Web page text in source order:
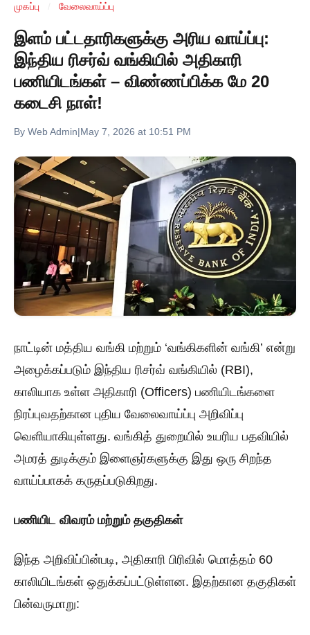
முகப்பு வேலைவாய்ப்பு
இளம் பட்டதாரிகளுக்கு அரிய வாய்ப்பு:
இந்திய ரிசர்வ் வங்கியில் அதிகாரி
பணியிடங்கள் – விண்ணப்பிக்க மே 20
கடைசி நாள்!
By Web Admin|May 7, 2026 at 10:51 PM
நாட்டின் மத்திய வங்கி மற்றும் ‘வங்கிகளின் வங்கி’ என்று
அழைக்கப்படும் இந்திய ரிசர்வ் வங்கியில் (RBI),
காலியாக உள்ள அதிகாரி (Officers) பணியிடங்களை
நிரப்புவதற்கான புதிய வேலைவாய்ப்பு அறிவிப்பு
வெளியாகியுள்ளது. வங்கித் துறையில் உயரிய பதவியில்
அமரத் துடிக்கும் இளைஞர்களுக்கு இது ஒரு சிறந்த
வாய்ப்பாகக் கருதப்படுகிறது.
பணியிட விவரம் மற்றும் தகுதிகள்
இந்த அறிவிப்பின்படி, அதிகாரி பிரிவில் மொத்தம் 60
காலியிடங்கள் ஒதுக்கப்பட்டுள்ளன. இதற்கான தகுதிகள்
பின்வருமாறு: